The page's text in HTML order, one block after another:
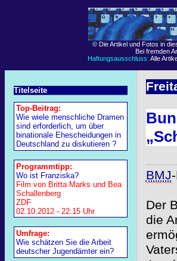
© Die Artikel und Fotos in
Bei fremden
Haftungsausschluss: Alle
Titelseite
Top-Beitrag:
Wie wiele menschliche Dramen
sind erforderlich, um über
binationale Ehescheidungen in
Deutschland zu diskutieren ?
Programmtipp:
Wo ist Franziska?
Film von Britta Marks und Bea
Schallenberg
ZDF
02.10.2012 - 22:15 Uhr
Umfrage:
Wie schätzen Sie die Arbeit
deutscher Jugendämter ein?
BMJ
Der
die